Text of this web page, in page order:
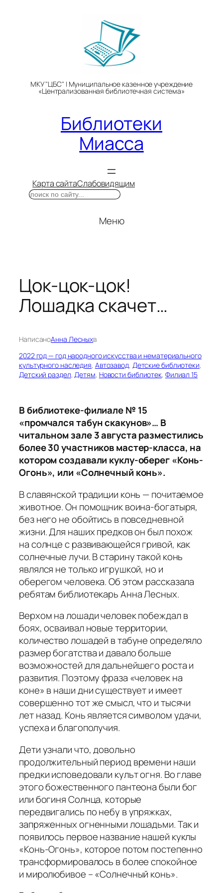
МКУ "ЦБС" | Муниципальное казенное учреждение
«Централизованная библиотечная система»
Библиотеки
Миасса
Карта сайтаСлабовидящим
Поиск
Меню
Цок-цок-цок!
Лошадка скачет…
НаписаноАнна Лесныхв
2022 год — год народного искусства и нематериального
культурного наследия, Автозавод, Детские библиотеки
Детский раздел, Детям, Новости библиотек, Филиал 15
В библиотеке-филиале № 15
«промчался табун скакунов»… В
читальном зале 3 августа разместились
более 30 участников мастер-класса, на
котором создавали куклу-оберег «Конь-
Огонь», или «Солнечный конь».
В славянской традиции конь — почитаемое
животное. Он помощник воина-богатыря,
без него не обойтись в повседневной
жизни. Для наших предков он был похож
на солнце с развивающейся гривой, как
солнечные лучи. В старину такой конь
являлся не только игрушкой, но и
оберегом человека. Об этом рассказала
ребятам библиотекарь Анна Лесных.
Верхом на лошади человек побеждал в
боях, осваивал новые территории,
количество лошадей в табуне определяло
размер богатства и давало больше
возможностей для дальнейшего роста и
развития. Поэтому фраза «человек на
коне» в наши дни существует и имеет
совершенно тот же смысл, что и тысячи
лет назад. Конь является символом удачи,
успеха и благополучия.
Дети узнали что, довольно
продолжительный период времени наши
предки исповедовали культ огня. Во главе
этого божественного пантеона были бог
или богиня Солнца, которые
передвигались по небу в упряжках,
запряженных огненными лошадьми. Так и
появилось первое название нашей куклы
«Конь-Огонь», которое потом постепенно
трансформировалось в более спокойное
и миролюбивое – «Солнечный конь».